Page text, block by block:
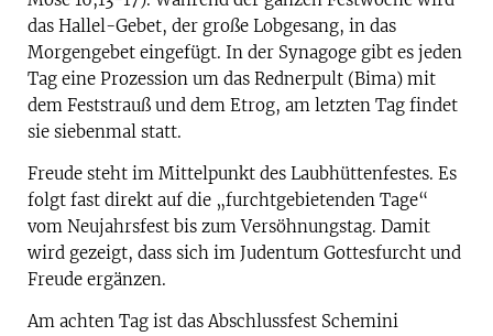
das Hallel-Gebet, der große Lobgesang, in das
Morgengebet eingefügt. In der Synagoge gibt es jeden
Tag eine Prozession um das Rednerpult (Bima) mit
dem Feststrauß und dem Etrog, am letzten Tag findet
sie siebenmal statt.
Freude steht im Mittelpunkt des Laubhüttenfestes. Es
folgt fast direkt auf die „furchtgebietenden Tage“
vom Neujahrsfest bis zum Versöhnungstag. Damit
wird gezeigt, dass sich im Judentum Gottesfurcht und
Freude ergänzen.
Am achten Tag ist das Abschlussfest Schemini